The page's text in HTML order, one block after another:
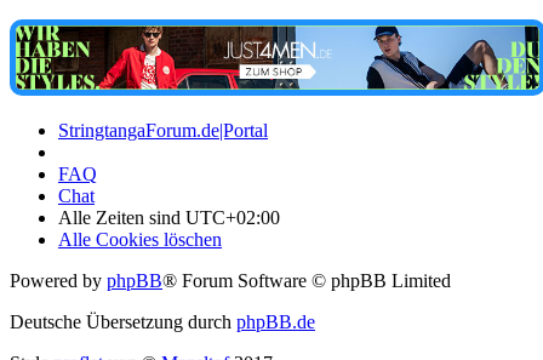
StringtangaForum.de|Portal
FAQ
Chat
Alle Zeiten sind UTC+02:00
Alle Cookies löschen
Powered by phpBB® Forum Software © phpBB Limited
Deutsche Übersetzung durch phpBB.de